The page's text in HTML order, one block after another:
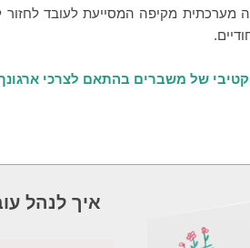
מערכתית מקיפה המסייעת לעובד לחזור
של משברים בהתאם לצרכי
איך לנהל